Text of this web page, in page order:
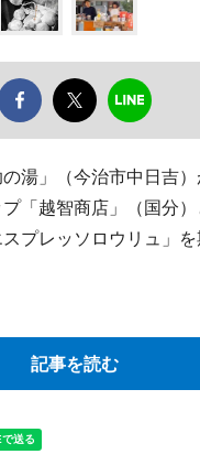
の湯」（今治市中日吉
「越智商店」（国分
プレッソロウリュ」
記事を読む